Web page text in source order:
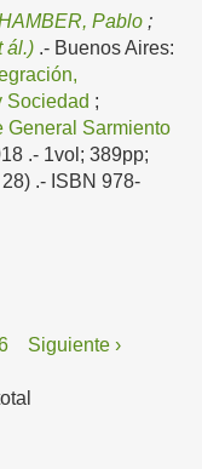
Pablo ;
ál.) .- Buenos Aires:
Sociedad ;
General Sarmiento
.- 1vol; 389pp;
.- ISBN 978-
Siguiente ›